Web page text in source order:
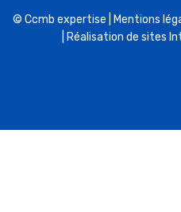
© Ccmb expertise | Mentions
| Réalisation de sites